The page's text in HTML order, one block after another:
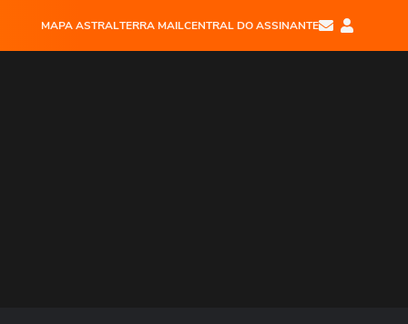
MAPA ASTRALTERRA MAILCENTRAL DO ASSINANTE